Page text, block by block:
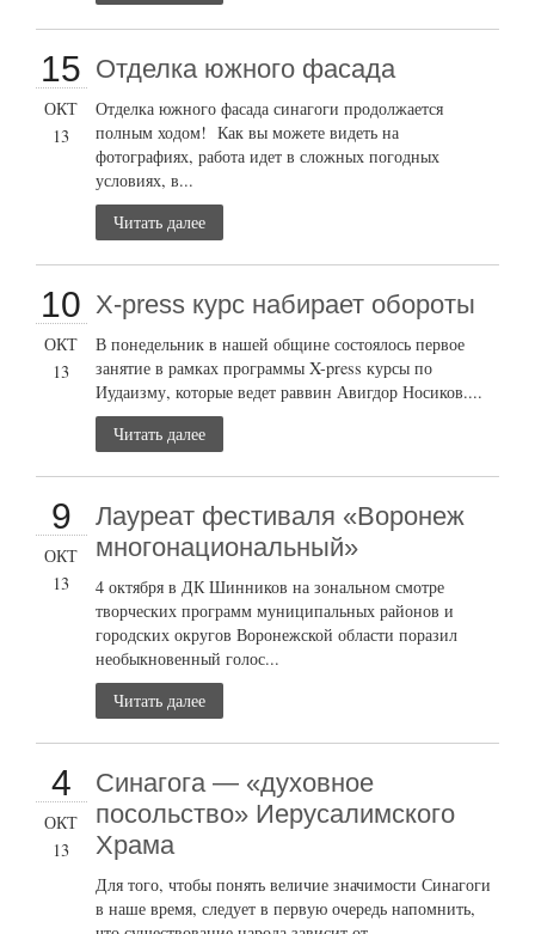
15
ОКТ
13
Отделка южного фасада
Отделка южного фасада синагоги продолжается
полным ходом! Как вы можете видеть на
фотографиях, работа идет в сложных погодных
условиях, в...
Читать далее
10
ОКТ
13
X-press курс набирает обороты
В понедельник в нашей общине состоялось первое
занятие в рамках программы X-press курсы по
Иудаизму, которые ведет раввин Авигдор Носиков....
Читать далее
9
ОКТ
13
Лауреат фестиваля «Воронеж
многонациональный»
4 октября в ДК Шинников на зональном смотре
творческих программ муниципальных районов и
городских округов Воронежской области поразил
необыкновенный голос...
Читать далее
4
ОКТ
13
Синагога — «духовное
посольство» Иерусалимского
Храма
Для того, чтобы понять величие значимости Синагоги
в наше время, следует в первую очередь напомнить,